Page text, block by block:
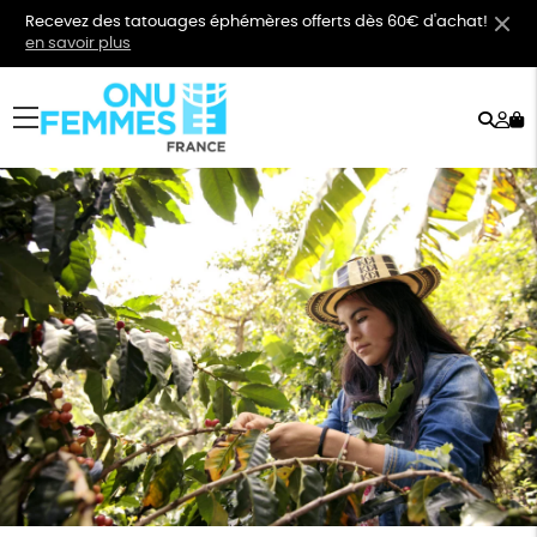
Recevez des tatouages éphémères offerts dès 60€ d'achat!
en savoir plus
menu